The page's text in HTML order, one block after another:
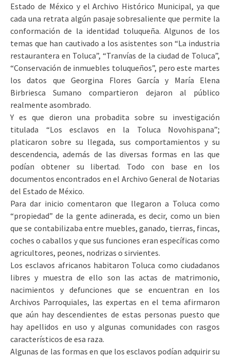
Estado de México y el Archivo Histórico Municipal, ya que
cada una retrata algún pasaje sobresaliente que permite la
conformación de la identidad toluqueña. Algunos de los
temas que han cautivado a los asistentes son “La industria
restaurantera en Toluca”, “Tranvías de la ciudad de Toluca”,
“Conservación de inmuebles toluqueños”, pero este martes
los datos que Georgina Flores García y María Elena
Birbriesca Sumano compartieron dejaron al público
realmente asombrado.
Y es que dieron una probadita sobre su investigación
titulada “Los esclavos en la Toluca Novohispana”;
platicaron sobre su llegada, sus comportamientos y su
descendencia, además de las diversas formas en las que
podían obtener su libertad. Todo con base en los
documentos encontrados en el Archivo General de Notarias
del Estado de México.
Para dar inicio comentaron que llegaron a Toluca como
“propiedad” de la gente adinerada, es decir, como un bien
que se contabilizaba entre muebles, ganado, tierras, fincas,
coches o caballos y que sus funciones eran específicas como
agricultores, peones, nodrizas o sirvientes.
Los esclavos africanos habitaron Toluca como ciudadanos
libres y muestra de ello son las actas de matrimonio,
nacimientos y defunciones que se encuentran en los
Archivos Parroquiales, las expertas en el tema afirmaron
que aún hay descendientes de estas personas puesto que
hay apellidos en uso y algunas comunidades con rasgos
característicos de esa raza.
Algunas de las formas en que los esclavos podían adquirir su